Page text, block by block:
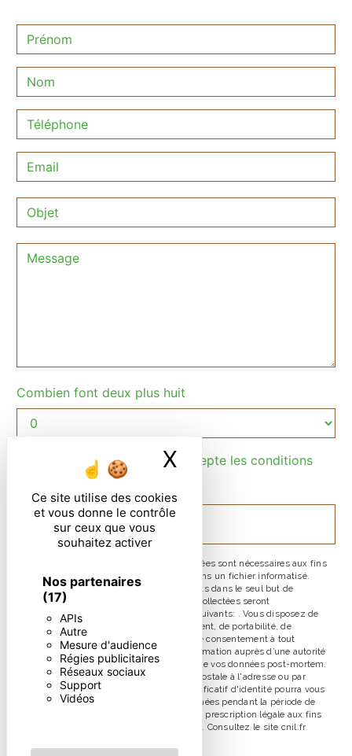
Ce site utilise des cookies
et vous donne le contrôle
sur ceux que vous
souhaitez activer
Nos partenaires
(17)
APIs
Autre
Mesure d'audience
Régies publicitaires
Réseaux sociaux
Support
Vidéos
X Masquer le
Combien font deux plus huit
En cochant cette case, j'accepte les conditions
particulières ci-dessous **
ENVOYER
** Les données personnelles communiquées sont nécessaires aux fins
de vous contacter et sont enregistrées dans un fichier informatisé.
Elles sont destinées à et ses sous-traitants dans le seul but de
répondre à votre message. Les données collectées seront
communiquées aux seuls destinataires suivants: . Vous disposez de
droits d’accès, de rectification, d’effacement, de portabilité, de
limitation, d’opposition, de retrait de votre consentement à tout
moment et du droit d’introduire une réclamation auprès d’une autorité
de contrôle, ainsi que d’organiser le sort de vos données post-mortem.
Vous pouvez exercer ces droits par voie postale à l'adresse ou par
courrier électronique à l'adresse . Un justificatif d'identité pourra vous
être demandé. Nous conservons vos données pendant la période de
prise de contact puis pendant la durée de prescription légale aux fins
probatoires et de gestion des contentieux. Consultez le site cnil.fr